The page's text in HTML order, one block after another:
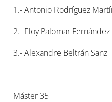
1.- Antonio Rodríguez
2.- Eloy Palomar Fernández
3.- Alexandre Beltrán Sanz
Máster 35